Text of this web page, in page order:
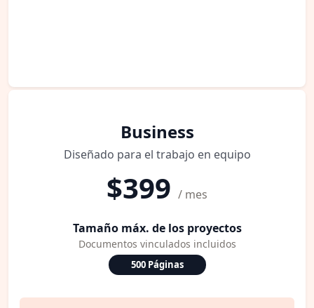
Business
Diseñado para el trabajo en equipo
$399 / mes
Tamaño máx. de los proyectos
Documentos vinculados incluidos
500 Páginas